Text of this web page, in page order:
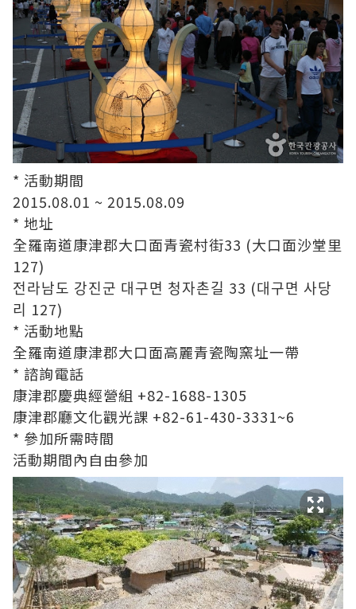
* 活動期間
2015.08.01 ~ 2015.08.09
* 地址
全羅南道康津郡大口面青瓷村街33 (大口面沙堂里
127)
전라남도 강진군 대구면 청자촌길 33 (대구면 사당
리 127)
* 活動地點
全羅南道康津郡大口面高麗青瓷陶窯址一帶
* 諮詢電話
康津郡慶典經營組 +82-1688-1305
康津郡廳文化觀光課 +82-61-430-3331~6
* 參加所需時間
活動期間內自由參加